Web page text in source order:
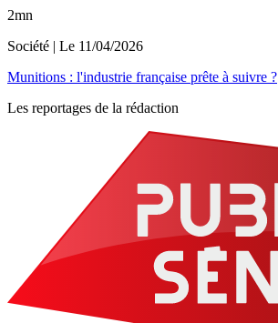
2mn
Société | Le 11/04/2026
Munitions : l'industrie française prête à suivre ?
Les reportages de la rédaction